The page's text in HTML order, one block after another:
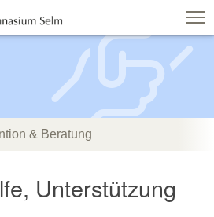
Suche Termine
& Beratung
Unterstützung